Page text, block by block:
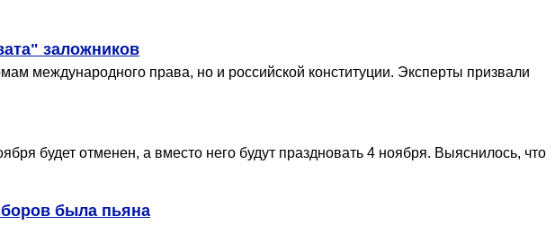
заложников
международного права, но и российской конституции. Эксперты призвали
будет отменен, а вместо него будут праздновать 4 ноября. Выяснилось, что
была пьяна